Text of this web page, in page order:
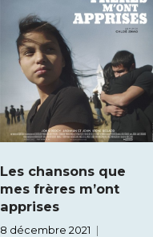
Les chansons que
mes frères m’ont
apprises
8 décembre 2021